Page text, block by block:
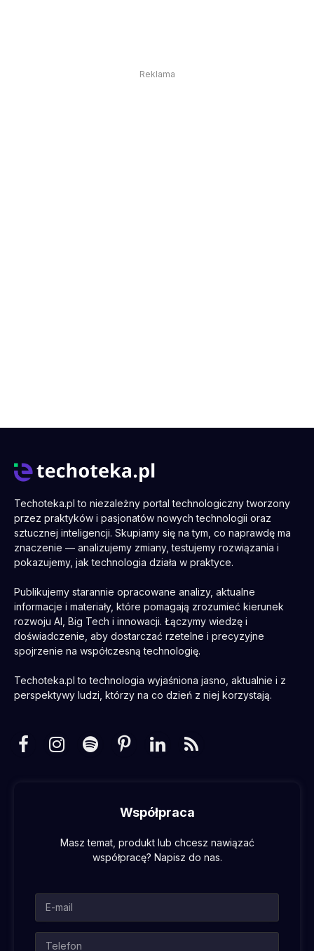
Reklama
Techoteka.pl to niezależny portal technologiczny tworzony
przez praktyków i pasjonatów nowych technologii oraz
sztucznej inteligencji. Skupiamy się na tym, co naprawdę ma
znaczenie — analizujemy zmiany, testujemy rozwiązania i
pokazujemy, jak technologia działa w praktyce.
Publikujemy starannie opracowane analizy, aktualne
informacje i materiały, które pomagają zrozumieć kierunek
rozwoju AI, Big Tech i innowacji. Łączymy wiedzę i
doświadczenie, aby dostarczać rzetelne i precyzyjne
spojrzenie na współczesną technologię.
Techoteka.pl to technologia wyjaśniona jasno, aktualnie i z
perspektywy ludzi, którzy na co dzień z niej korzystają.
FacebookInstagramSpotifyPinterestLinkedInRSS
Współpraca
Masz temat, produkt lub chcesz nawiązać
współpracę? Napisz do nas.